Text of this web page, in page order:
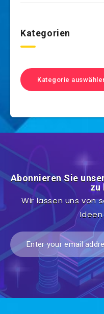
Kategorien
Kategorie
Abonnieren Sie
zu
Wir lassen uns von